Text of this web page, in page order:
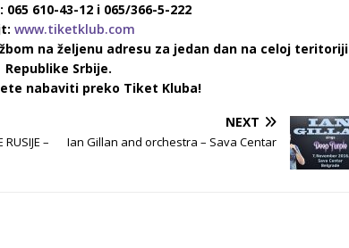
610-43-12 i 065/366-5-222
www.tiketklub.com
na željenu adresu za jedan dan na celoj teritoriji
Republike Srbije.
nabaviti preko Tiket Kluba!
–
NEXT
Ian Gillan and orchestra – Sava Centar